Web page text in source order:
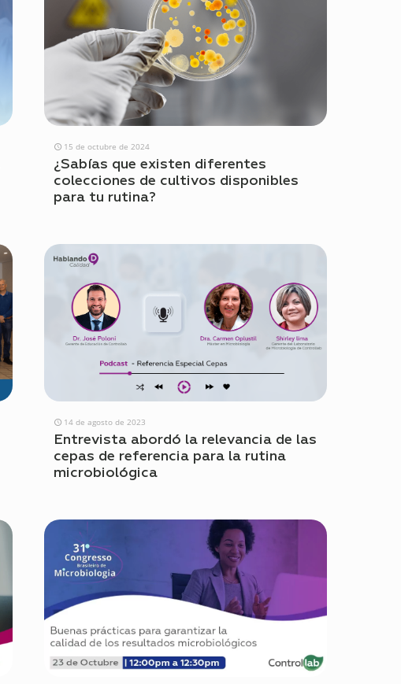
15 de octubre de 2024
¿Sabías que existen diferentes
colecciones de cultivos disponibles
para tu rutina?
14 de agosto de 2023
Entrevista abordó la relevancia de las
cepas de referencia para la rutina
microbiológica